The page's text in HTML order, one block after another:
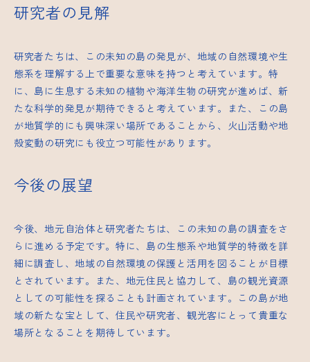
研究者の見解
研究者たちは、この未知の島の発見が、地域の自然環境や生
態系を理解する上で重要な意味を持つと考えています。特
に、島に生息する未知の植物や海洋生物の研究が進めば、新
たな科学的発見が期待できると考えています。また、この島
が地質学的にも興味深い場所であることから、火山活動や地
殻変動の研究にも役立つ可能性があります。
今後の展望
今後、地元自治体と研究者たちは、この未知の島の調査をさ
らに進める予定です。特に、島の生態系や地質学的特徴を詳
細に調査し、地域の自然環境の保護と活用を図ることが目標
とされています。また、地元住民と協力して、島の観光資源
としての可能性を探ることも計画されています。この島が地
域の新たな宝として、住民や研究者、観光客にとって貴重な
場所となることを期待しています。